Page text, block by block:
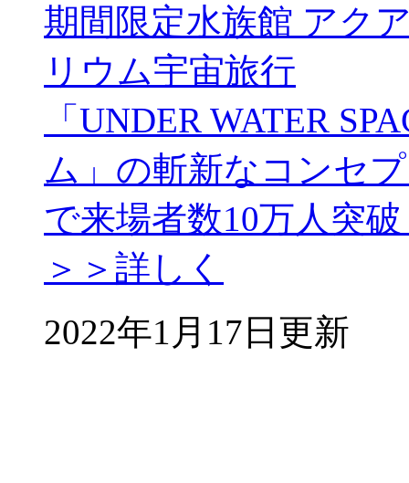
期間限定水族館 アク
リウム宇宙旅行
「UNDER WATER
ム」の斬新なコンセ
で来場者数10万人突
＞＞詳しく
2022年1月17日更新